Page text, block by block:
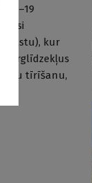
Alisi
kur
tīrīšanu,